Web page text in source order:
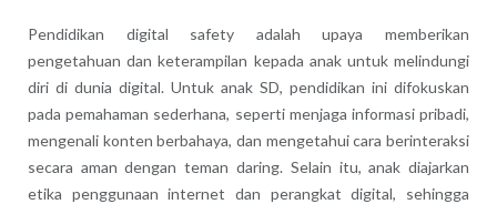
Pendidikan digital safety adalah upaya memberikan
pengetahuan dan keterampilan kepada anak untuk melindungi
diri di dunia digital. Untuk anak SD, pendidikan ini difokuskan
pada pemahaman sederhana, seperti menjaga informasi pribadi,
mengenali konten berbahaya, dan mengetahui cara berinteraksi
secara aman dengan teman daring. Selain itu, anak diajarkan
etika penggunaan internet dan perangkat digital, sehingga